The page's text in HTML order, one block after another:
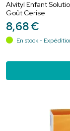
Alvityl Enfant
Goût Cerise
8,68€
En stock -